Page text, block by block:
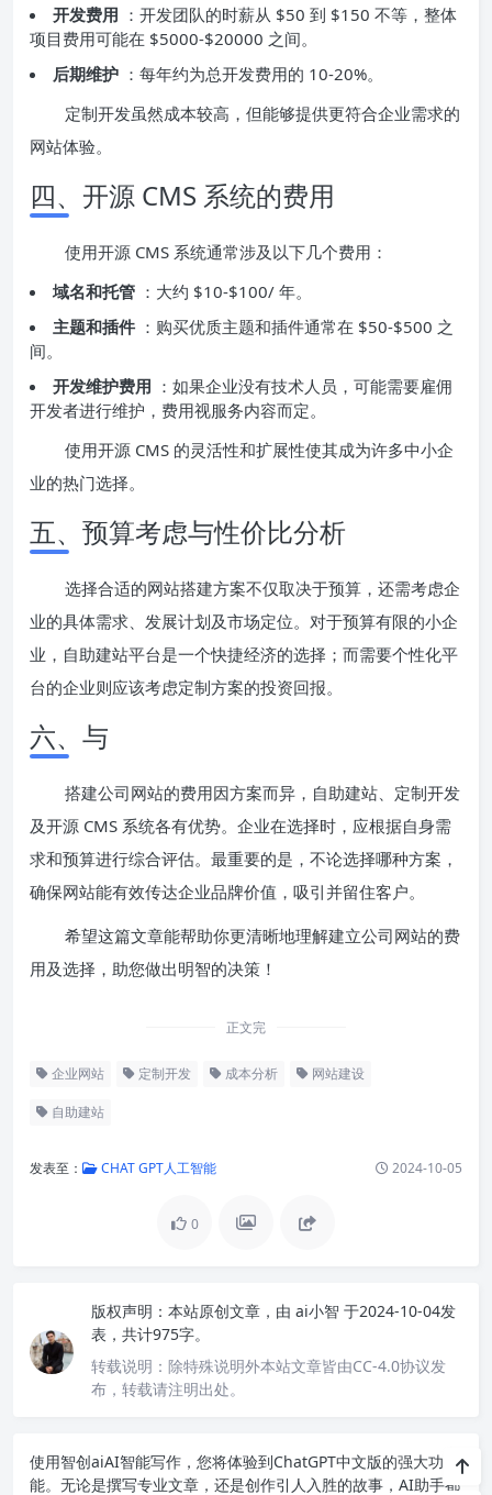
开发费用 ：开发团队的时薪从 $50 到 $150 不等，整体
项目费用可能在 $5000-$20000 之间。
后期维护 ：每年约为总开发费用的 10-20%。
定制开发虽然成本较高，但能够提供更符合企业需求的
网站体验。
四、开源 CMS 系统的费用
使用开源 CMS 系统通常涉及以下几个费用：
域名和托管 ：大约 $10-$100/ 年。
主题和插件 ：购买优质主题和插件通常在 $50-$500 之
间。
开发维护费用 ：如果企业没有技术人员，可能需要雇佣
开发者进行维护，费用视服务内容而定。
使用开源 CMS 的灵活性和扩展性使其成为许多中小企
业的热门选择。
五、预算考虑与性价比分析
选择合适的网站搭建方案不仅取决于预算，还需考虑企
业的具体需求、发展计划及市场定位。对于预算有限的小企
业，自助建站平台是一个快捷经济的选择；而需要个性化平
台的企业则应该考虑定制方案的投资回报。
六、与
搭建公司网站的费用因方案而异，自助建站、定制开发
及开源 CMS 系统各有优势。企业在选择时，应根据自身需
求和预算进行综合评估。最重要的是，不论选择哪种方案，
确保网站能有效传达企业品牌价值，吸引并留住客户。
希望这篇文章能帮助你更清晰地理解建立公司网站的费
用及选择，助您做出明智的决策！
正文完
企业网站 定制开发 成本分析 网站建设
自助建站
发表至： CHAT GPT人工智能 2024-10-05
0
版权声明： 本站原创文章，由 ai小智 于2024-10-04发
表，共计975字。
转载说明： 除特殊说明外本站文章皆由CC-4.0协议发
布，转载请注明出处。
使用智创aiAI智能写作 ，您将体验到ChatGPT中文版的强大功
能。无论是撰写专业文章，还是创作引人入胜的故事，AI助手都